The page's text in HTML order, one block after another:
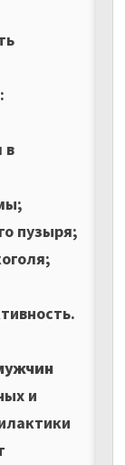
в
пузыря;
и